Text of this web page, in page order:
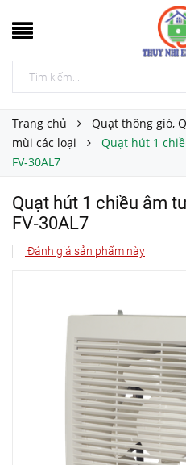
Trang chủ
Quạt thông gió,
mùi các loại
Quạt hút 1
FV‑30AL7
Quạt hút 1 chiều âm
FV‑30AL7
Đánh giá sản phẩm này